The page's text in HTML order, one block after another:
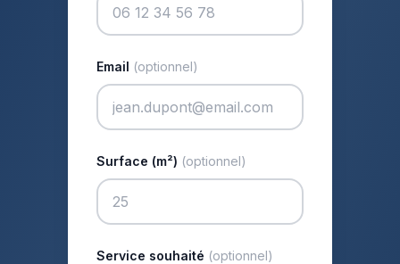
Email (optionnel)
Surface (m²) (optionnel)
Service souhaité (optionnel)